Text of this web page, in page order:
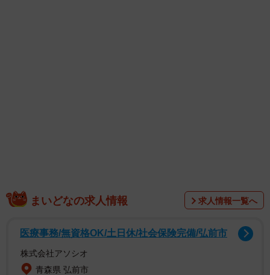
まいどなの求人情報 求人情報一覧へ
医療事務/無資格OK/土日休/社会保険完備/弘前市
株式会社アソシオ
青森県 弘前市